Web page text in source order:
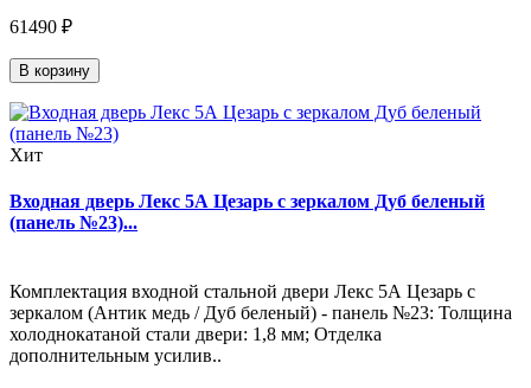
61490 ₽
В корзину
Хит
Входная дверь Лекс 5А Цезарь с зеркалом Дуб беленый
(панель №23)...
Комплектация входной стальной двери Лекс 5А Цезарь с
зеркалом (Антик медь / Дуб беленый) - панель №23: Толщина
холоднокатаной стали двери: 1,8 мм; Отделка
дополнительным усилив..